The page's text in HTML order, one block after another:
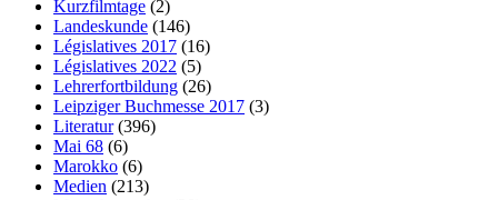
Kurzfilmtage (2)
Landeskunde (146)
Législatives 2017 (16)
Législatives 2022 (5)
Lehrerfortbildung (26)
Leipziger Buchmesse 2017 (3)
Literatur(396)
Mai 68 (6)
Marokko (6)
Medien (213)